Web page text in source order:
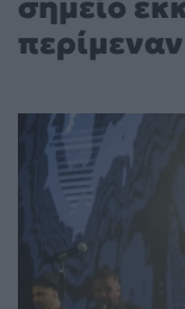
περίμεναν